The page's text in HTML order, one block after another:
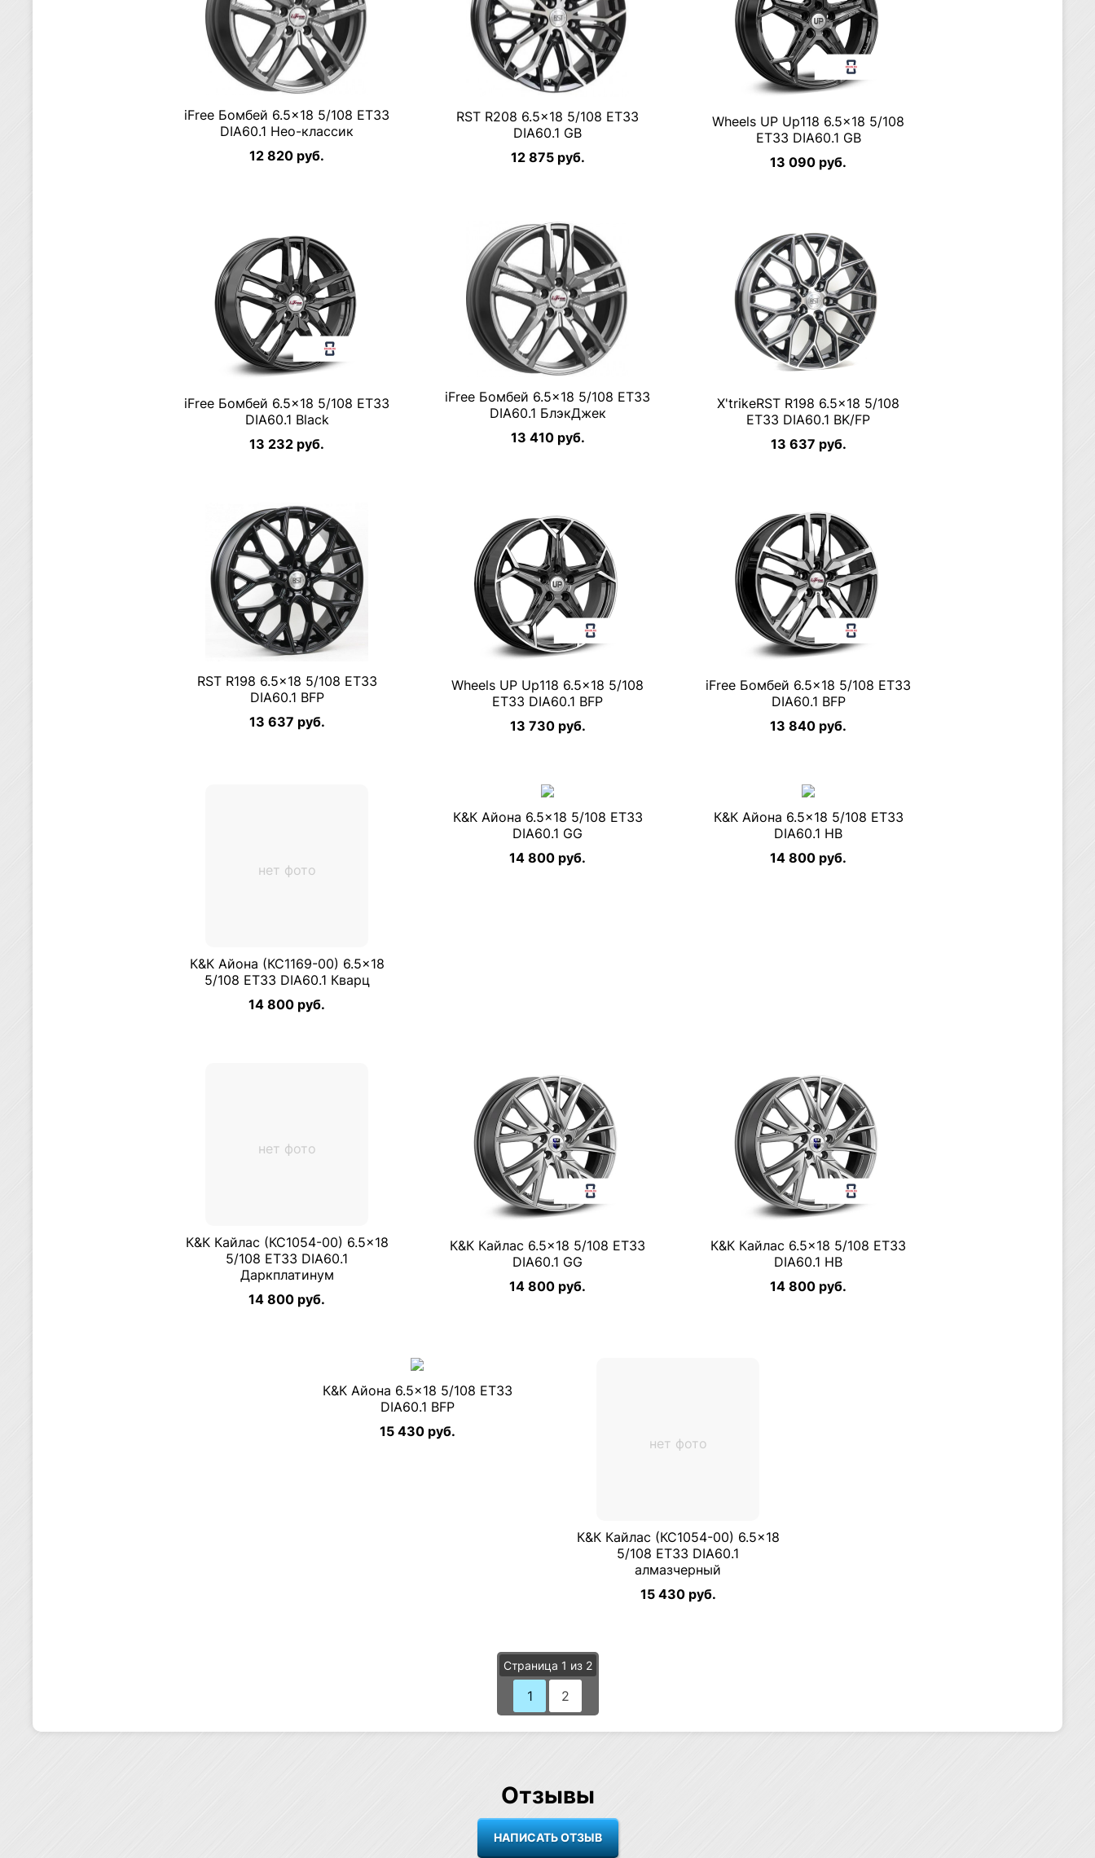
iFree Бомбей 6.5×18 5/108 ET33
DIA60.1 Нео-классик
12 820 руб.
RST R208 6.5×18 5/108 ET33
DIA60.1 GB
12 875 руб.
Wheels UP Up118 6.5×18 5/108
ET33 DIA60.1 GB
13 090 руб.
iFree Бомбей 6.5×18 5/108 ET33
DIA60.1 Black
13 232 руб.
iFree Бомбей 6.5×18 5/108 ET33
DIA60.1 БлэкДжек
13 410 руб.
X'trikeRST R198 6.5×18 5/108
ET33 DIA60.1 BK/FP
13 637 руб.
RST R198 6.5×18 5/108 ET33
DIA60.1 BFP
13 637 руб.
Wheels UP Up118 6.5×18 5/108
ET33 DIA60.1 BFP
13 730 руб.
iFree Бомбей 6.5×18 5/108 ET33
DIA60.1 BFP
13 840 руб.
нет фото
К&К Айона (КС1169-00) 6.5×18
5/108 ET33 DIA60.1 Кварц
14 800 руб.
К&К Айона 6.5×18 5/108 ET33
DIA60.1 GG
14 800 руб.
К&К Айона 6.5×18 5/108 ET33
DIA60.1 HB
14 800 руб.
нет фото
К&К Кайлас (КС1054-00) 6.5×18
5/108 ET33 DIA60.1
Даркплатинум
14 800 руб.
К&К Кайлас 6.5×18 5/108 ET33
DIA60.1 GG
14 800 руб.
К&К Кайлас 6.5×18 5/108 ET33
DIA60.1 HB
14 800 руб.
К&К Айона 6.5×18 5/108 ET33
DIA60.1 BFP
15 430 руб.
нет фото
К&К Кайлас (КС1054-00) 6.5×18
5/108 ET33 DIA60.1
алмазчерный
15 430 руб.
Страница 1 из 2
1 2
Отзывы